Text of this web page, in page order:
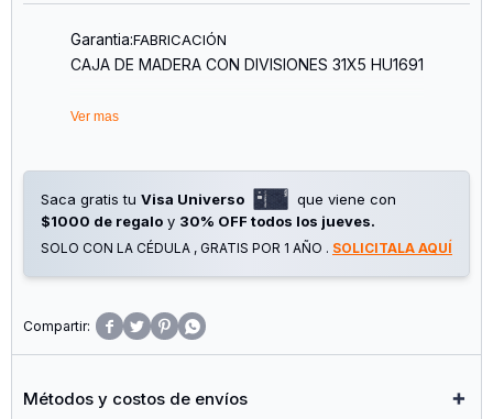
Garantia:FABRICACIÓN
CAJA DE MADERA CON DIVISIONES 31X5 HU1691
Ver mas
Saca gratis tu Visa Universo
que viene con
$1000 de regalo y 30% OFF todos los jueves.
SOLO CON LA CÉDULA , GRATIS POR 1 AÑO . SOLICITALA AQUÍ
   
Métodos y costos de envíos